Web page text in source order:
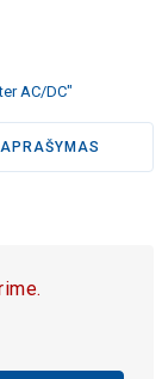
AC/DC"
APRAŠYMAS